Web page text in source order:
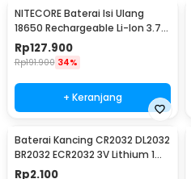
NITECORE Baterai Isi Ulang
18650 Rechargeable Li-Ion 3.7V
2300mAh 1PCS - NL1823
Rp127.900
Rp191.900 34%
+ Keranjang
Baterai Kancing CR2032 DL2032
BR2032 ECR2032 3V Lithium 1
PCS
Rp2.100